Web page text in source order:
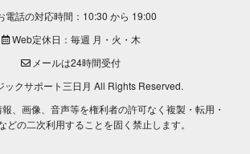
電話の対応時間：10:30 から 19:00
Web定休日：毎週 月・火・木
メールは24時間受付
ックサポート三日月 All Rights Reserved.
、画像、音声等を権利者の許可なく複製・転用・
どの二次利用することを固く禁止します。